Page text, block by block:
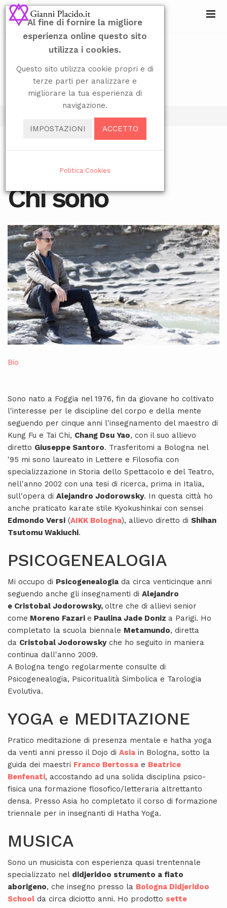
Chi sono
Seleziona la tua lingua
Chi sono
Bio
Sono nato a Foggia nel 1976, fin da giovane ho coltivato
l'interesse per le discipline del corpo e della mente
seguendo per cinque anni l'insegnamento del maestro di
Kung Fu e Tai Chi, Chang Dsu Yao, con il suo allievo
diretto Giuseppe Santoro. Trasferitomi a Bologna nel
'95 mi sono laureato in Lettere e Filosofia con
specializzazione in Storia dello Spettacolo e del Teatro,
nell'anno 2002 con una tesi di ricerca, prima in Italia,
sull'opera di Alejandro Jodorowsky. In questa città ho
anche praticato karate stile Kyokushinkai con sensei
Edmondo Versi (AIKK Bologna), allievo diretto di Shihan
Tsutomu Wakiuchi.
PSICOGENEALOGIA
Mi occupo di Psicogenealogia da circa venticinque anni
seguendo anche gli insegnamenti di Alejandro
e Cristobal Jodorowsky, oltre che di allievi senior
come Moreno Fazari e Paulina Jade Doniz a Parigi. Ho
completato la scuola biennale Metamundo, diretta
da Cristobal Jodorowskyche ho seguito in maniera
continua dall'anno 2009.
A Bologna tengo regolarmente consulte di
Psicogenealogia, Psicoritualità Simbolica e Tarologia
Evolutiva.
YOGA e MEDITAZIONE
Pratico meditazione di presenza mentale e hatha yoga
da venti anni presso il Dojo di Asia in Bologna, sotto la
guida dei maestri Franco Bertossa e Beatrice
Benfenati, accostando ad una solida disciplina psico-
fisica una formazione flosofico/letteraria altrettanto
densa. Presso Asia ho completato il corso di formazione
triennale per in insegnanti di Hatha Yoga.
MUSICA
Sono un musicista con esperienza quasi trentennale
specializzato nel didjeridoo strumento a fiato
aborigeno, che insegno presso la Bologna Didjeridoo
School da circa diciotto anni. Ho prodotto sette
Al fine di fornire la migliore
esperienza online questo sito
utilizza i cookies.
Questo sito utilizza cookie propri e di
terze parti per analizzare e
migliorare la tua esperienza di
navigazione.
IMPOSTAZIONI ACCETTO
Politica Cookies